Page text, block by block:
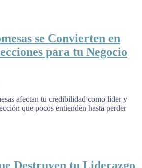
se Convierten en
para tu Negocio
afectan tu credibilidad como líder y
que pocos entienden hasta perder
Destruyen tu Liderazgo